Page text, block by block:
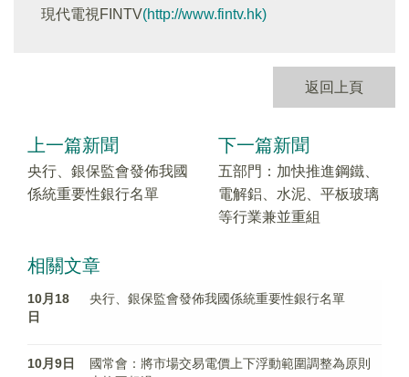
現代電視FINTV(http://www.fintv.hk)
返回上頁
上一篇新聞
央行、銀保監會發佈我國
係統重要性銀行名單
下一篇新聞
五部門：加快推進鋼鐵、
電解鋁、水泥、平板玻璃
等行業兼並重組
相關文章
10月18
日
央行、銀保監會發佈我國係統重要性銀行名單
10月9日
國常會：將市場交易電價上下浮動範圍調整為原則